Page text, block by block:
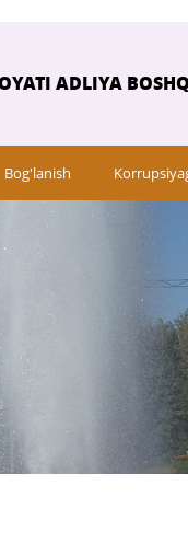
ADLIYA
Bog'lanish